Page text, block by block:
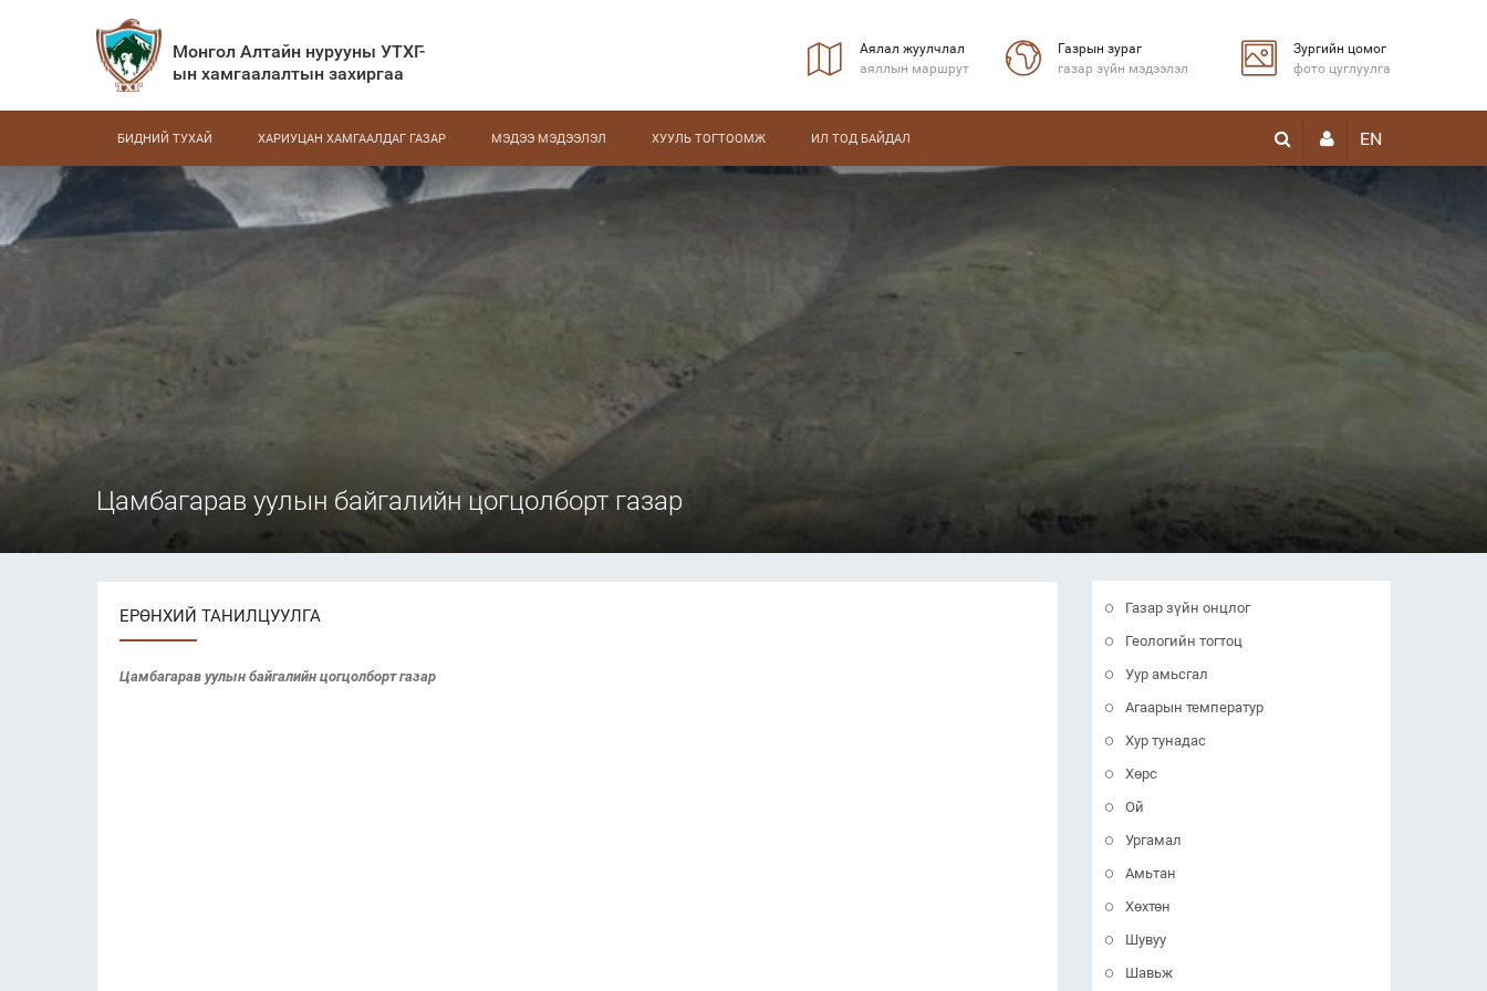
Монгол Алтайн нурууны УТХГ-
ын хамгаалалтын захиргаа
Аялал жуулчлал
аяллын маршрут
Газрын зураг
газар зүйн мэдээлэл
Зургийн цомог
фото цуглуулга
БИДНИЙ ТУХАЙ ХАРИУЦАН ХАМГААЛДАГ ГАЗАР МЭДЭЭ МЭДЭЭЛЭЛ ХУУЛЬ ТОГТООМЖ ИЛ ТОД БАЙДАЛ EN
Цамбагарав уулын байгалийн цогцолборт газар
ЕРӨНХИЙ ТАНИЛЦУУЛГА
Цамбагарав уулын байгалийн цогцолборт газар
Газар зүйн онцлог
Геологийн тогтоц
Уур амьсгал
Агаарын температур
Хур тунадас
Хөрс
Ой
Ургамал
Амьтан
Хөхтөн
Шувуу
Шавьж